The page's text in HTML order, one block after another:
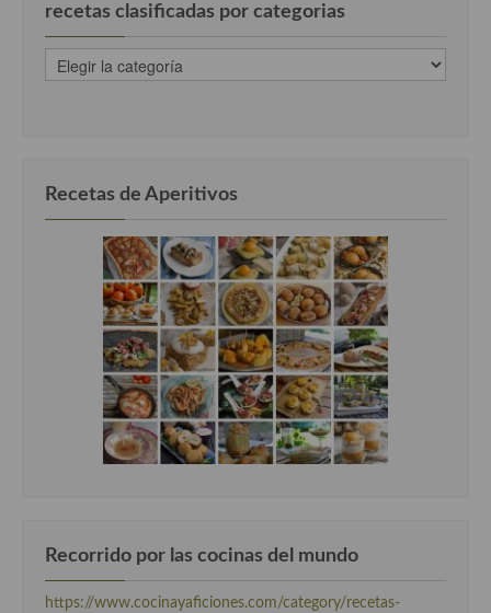
recetas clasificadas por categorias
recetas
clasificadas
Recetas de Aperitivos
Recorrido por las cocinas del mundo
https://www.cocinayaficiones.com/category/recetas-